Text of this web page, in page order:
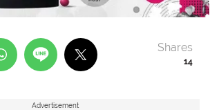
14
Shares
Advertisement